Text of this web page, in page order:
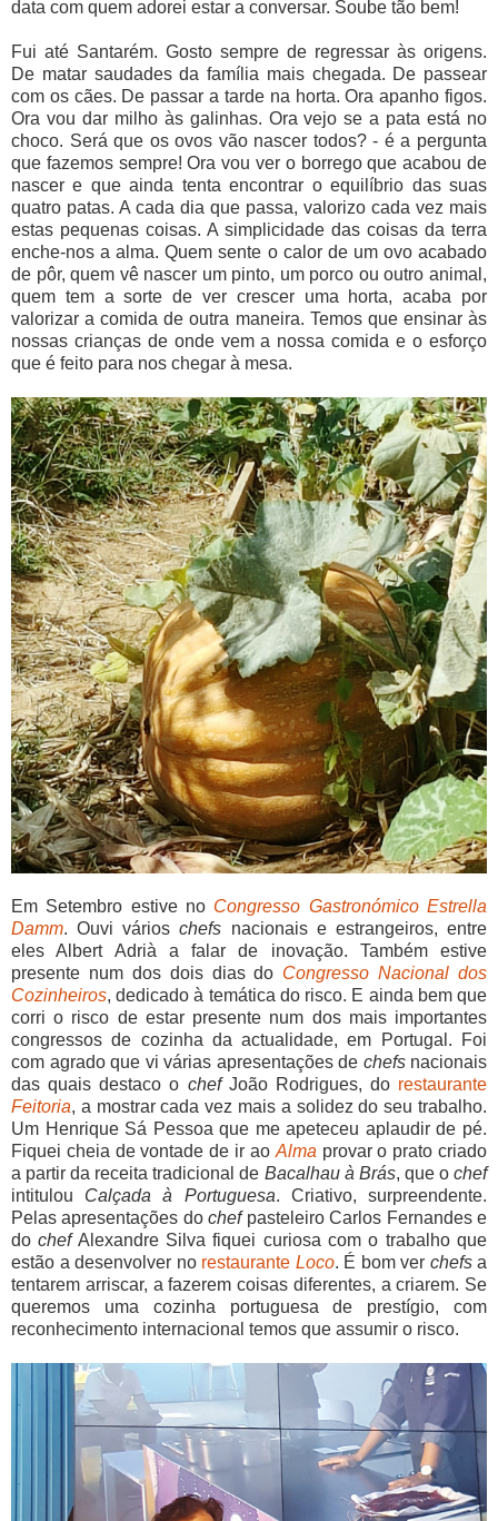
data com quem adorei estar a conversar. Soube tão bem!
Fui até Santarém. Gosto sempre de regressar às origens.
De matar saudades da família mais chegada. De passear
com os cães. De passar a tarde na horta. Ora apanho figos.
Ora vou dar milho às galinhas. Ora vejo se a pata está no
choco. Será que os ovos vão nascer todos? - é a pergunta
que fazemos sempre! Ora vou ver o borrego que acabou de
nascer e que ainda tenta encontrar o equilíbrio das suas
quatro patas. A cada dia que passa, valorizo cada vez mais
estas pequenas coisas. A simplicidade das coisas da terra
enche-nos a alma. Quem sente o calor de um ovo acabado
de pôr, quem vê nascer um pinto, um porco ou outro animal,
quem tem a sorte de ver crescer uma horta, acaba por
valorizar a comida de outra maneira. Temos que ensinar às
nossas crianças de onde vem a nossa comida e o esforço
que é feito para nos chegar à mesa.
Em Setembro estive no Congresso Gastronómico Estrella
Damm. Ouvi várioschefs nacionais e estrangeiros, entre
eles Albert Adrià a falar de inovação. Também estive
presente num dos dois dias do Congresso Nacional dos
Cozinheiros, dedicado à temática do risco. E ainda bem que
corri o risco de estar presente num dos mais importantes
congressos de cozinha da actualidade, em Portugal. Foi
com agrado que vi várias apresentações de chefsnacionais
das quais destaco o chefJoão Rodrigues, do restaurante
Feitoria, a mostrar cada vez mais a solidez do seu trabalho.
Um Henrique Sá Pessoa que me apeteceu aplaudir de pé.
Fiquei cheia de vontade de ir ao Alma provar o prato criado
a partir da receita tradicional de Bacalhau à Brás, que ochef
intitulou Calçada à Portuguesa. Criativo, surpreendente.
Pelas apresentações dochefpasteleiro Carlos Fernandes e
dochefAlexandre Silva fiquei curiosa com o trabalho que
estão a desenvolver no restaurante Loco. É bom ver chefsa
tentarem arriscar, a fazerem coisas diferentes, a criarem. Se
queremos uma cozinha portuguesa de prestígio, com
reconhecimento internacional temos que assumir o risco.